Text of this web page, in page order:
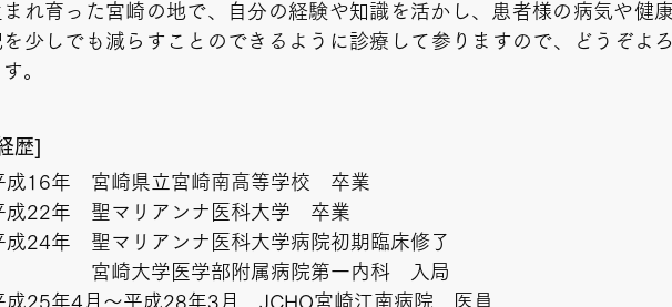
まれ育った宮崎の地で、自分の経験や知識を活かし、患者様の病気や健
を少しでも減らすことのできるように診療して参りますので、どうぞよ
。
歴]
成16年 宮崎県立宮崎南高等学校 卒業
成22年 聖マリアンナ医科大学 卒業
成24年 聖マリアンナ医科大学病院初期臨床修了
​宮崎大学医学部附属病院第一内科 入局
成25年4月～平成28年3月 JCHO宮崎江南病院 医員